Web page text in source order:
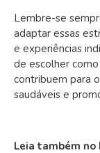
Lembre-se
adaptar essas
e experiências
de escolher
contribuem para
saudáveis e
Leia também